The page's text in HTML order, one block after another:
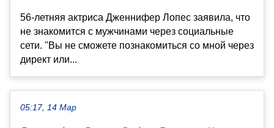
56-летняя актриса Дженнифер Лопес заявила, что
не знакомится с мужчинами через социальные
сети. "Вы не сможете познакомиться со мной через
директ или...
05:17, 14 Мар